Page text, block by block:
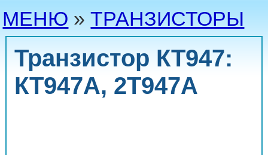
МЕНЮ »ТРАНЗИСТОРЫ
Транзистор КТ947:
КТ947А, 2Т947А